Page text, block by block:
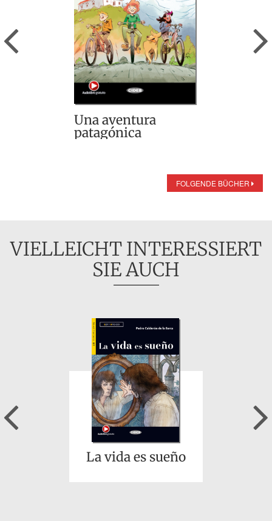
Una aventura
patagónica
El casamiento
engañoso - El
coloquio de los
perros
Previous
FOLGENDE BÜCHER
VIELLEICHT INTERESSIERT
SIE AUCH
La vida es sueño
Previous